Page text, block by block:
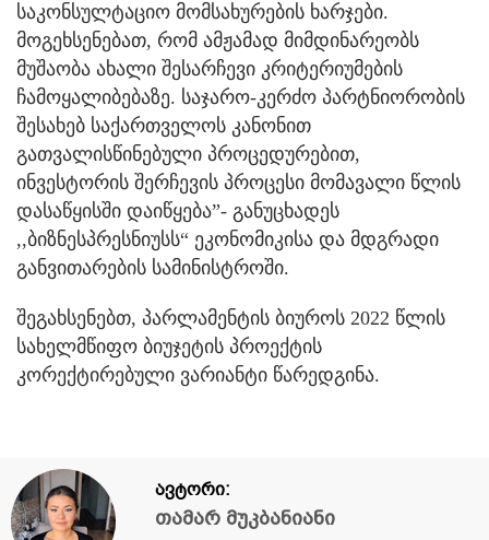
საკონსულტაციო მომსახურების ხარჯები.
მოგეხსენებათ, რომ ამჟამად მიმდინარეობს
მუშაობა ახალი შესარჩევი კრიტერიუმების
ჩამოყალიბებაზე. საჯარო-კერძო პარტნიორობის
შესახებ საქართველოს კანონით
გათვალისწინებული პროცედურებით,
ინვესტორის შერჩევის პროცესი მომავალი წლის
დასაწყისში დაიწყება”- განუცხადეს
,,ბიზნესპრესნიუსს“ ეკონომიკისა და მდგრადი
განვითარების სამინისტროში.
შეგახსენებთ, პარლამენტის ბიუროს 2022 წლის
სახელმწიფო ბიუჯეტის პროექტის
კორექტირებული ვარიანტი წარედგინა.
ავტორი:
თამარ მუკბანიანი